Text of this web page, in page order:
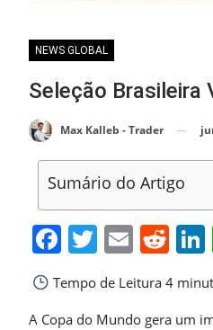
NEWS GLOBAL
Seleção Brasileira
Max Kalleb - Trader
Sumário do Artigo
Facebook
Twitter
Email
Tempo de Leitura 4
A Copa do Mundo gera um